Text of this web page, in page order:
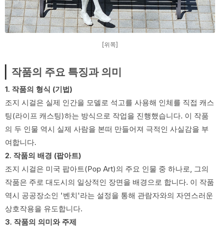
[위쪽]
작품의 주요 특징과 의미
1. 작품의 형식 (기법)
조지 시걸은 실제 인간을 모델로 석고를 사용해 인체를 직접 캐스
팅(라이프 캐스팅)하는 방식으로 작업을 진행했습니다. 이 작품
의 두 인물 역시 실제 사람을 본떠 만들어져 극적인 사실감을 부
여합니다.
2. 작품의 배경 (팝아트)
조지 시걸은 미국 팝아트(Pop Art)의 주요 인물 중 하나로, 그의
작품은 주로 대도시의 일상적인 장면을 배경으로 합니다. 이 작품
역시 공공장소인 '벤치'라는 설정을 통해 관람자와의 자연스러운
상호작용을 유도합니다.
3. 작품의 의미와 주제